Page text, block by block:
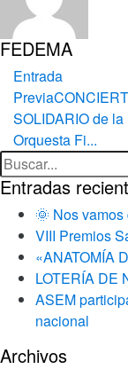
FEDEMA
Entrada
Previa
SOLIDARIO de
Orquesta Fi...
Entradas
🌞 Nos
VIII Premios
«ANATOMÍA
LOTERÍA DE
ASEM
nacional
Archivos